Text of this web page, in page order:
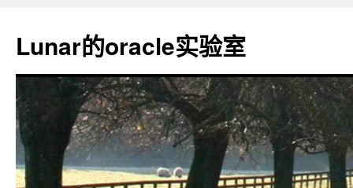
Lunar的oracle实验室